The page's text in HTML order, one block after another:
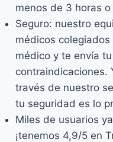
menos de 3 horas
Seguro: nuestro
médicos
médico y te envía
contraindicaciones.
través de nuestro
tu seguridad es lo
Miles de usuarios
¡tenemos 4,9/5 en